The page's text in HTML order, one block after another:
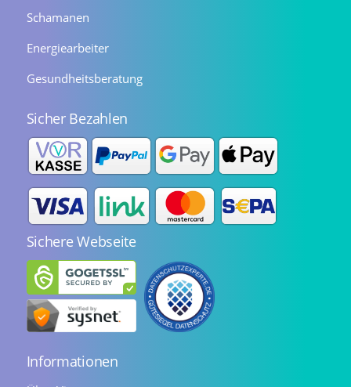
Schamanen
Energiearbeiter
Gesundheitsberatung
Sicher Bezahlen
Sichere Webseite
Informationen